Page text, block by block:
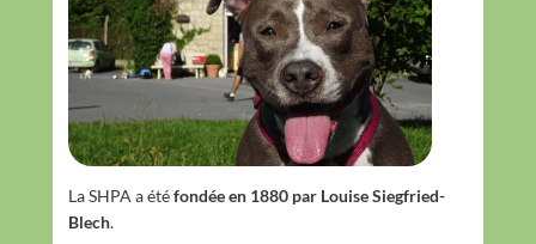
La SHPA a étéfondée en 1880 par Louise Siegfried-
Blech.